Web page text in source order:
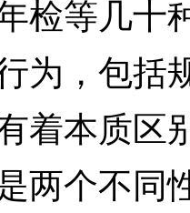
检等几十
为，包括
着本质区
两个不同